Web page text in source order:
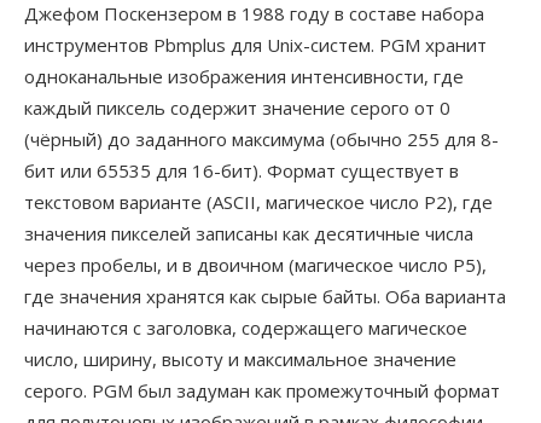
Джефом Поскензером в 1988 году в составе набора
инструментов Pbmplus для Unix-систем. PGM хранит
одноканальные изображения интенсивности, где
каждый пиксель содержит значение серого от 0
(чёрный) до заданного максимума (обычно 255 для 8-
бит или 65535 для 16-бит). Формат существует в
текстовом варианте (ASCII, магическое число P2), где
значения пикселей записаны как десятичные числа
через пробелы, и в двоичном (магическое число P5),
где значения хранятся как сырые байты. Оба варианта
начинаются с заголовка, содержащего магическое
число, ширину, высоту и максимальное значение
серого. PGM был задуман как промежуточный формат